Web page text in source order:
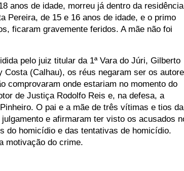
anos de idade, morreu já dentro da residência
Pereira, de 15 e 16 anos de idade, e o primo
ficaram gravemente feridos. A mãe não foi
pelo juiz titular da 1ª Vara do Júri, Gilberto
Costa (Calhau), os réus negaram ser os
comprovaram onde estariam no momento do
de Justiça Rodolfo Reis e, na defesa, a
O pai e a mãe de três vítimas e tios da
e afirmaram ter visto os acusados
do homicídio e das tentativas de homicídio.
motivação do crime.